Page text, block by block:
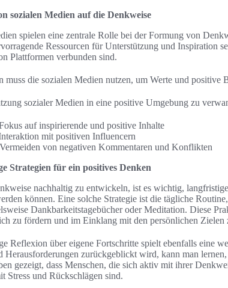
sozialen Medien auf die Denkweise
spielen eine zentrale Rolle bei der Formung von
Ressourcen für Unterstützung und Inspiration
Plattformen verbunden sind.
muss die sozialen Medien nutzen, um Werte und positive
sozialer Medien in eine positive Umgebung zu
auf inspirierende und positive Inhalte
mit positiven Influencern
von negativen Kommentaren und Konflikten
Strategien für ein positives Denken
nachhaltig zu entwickeln, ist es wichtig,
können. Eine solche Strategie ist die tägliche
Dankbarkeitstagebücher oder Meditation. Diese
zu fördern und im Einklang mit den persönlichen Zielen
Reflexion über eigene Fortschritte spielt ebenfalls eine
Herausforderungen zurückgeblickt wird, kann man
gezeigt, dass Menschen, die sich aktiv mit ihrer
Stress und Rückschlägen sind.